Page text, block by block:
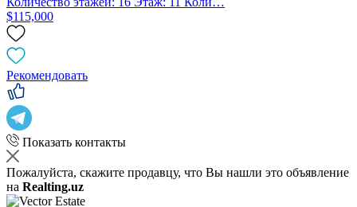
$115,000
Рекомендовать
Показать контакты
Пожалуйста, скажите продавцу, что Вы нашли это объявление
на Realting.uz